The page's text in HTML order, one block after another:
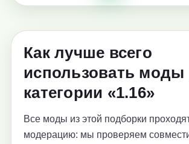
Как лучше всего
использовать моды
категории «1.16»
Все моды из этой подборки
модерацию: мы проверяем